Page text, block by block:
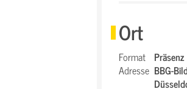
Ort
Format Präsenz
Adresse BBG-